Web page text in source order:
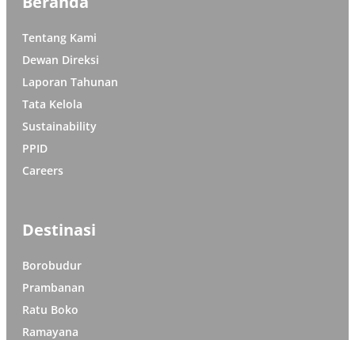
Tentang Kami
Dewan Direksi
Laporan Tahunan
Tata Kelola
Sustainability
PPID
Careers
Destinasi
Borobudur
Prambanan
Ratu Boko
Ramayana